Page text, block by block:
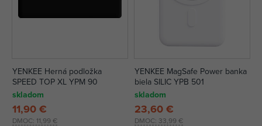
YENKEE Herná podložka
SPEED TOP XL YPM 90
skladom
DMOC: 11,99 €
11,90 €
YENKEE MagSafe Power banka
biela SILIC YPB 501
skladom
DMOC: 33,99 €
23,60 €